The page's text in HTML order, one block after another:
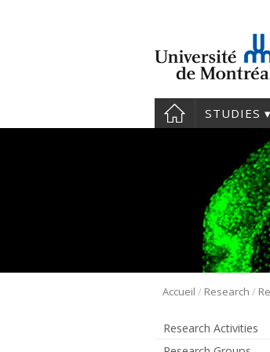
STUDIES
Accueil / Research /
Research Activities